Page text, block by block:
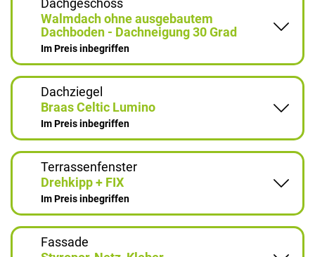
Dachgeschoss
Walmdach ohne ausgebautem
Dachboden - Dachneigung 30 Grad
Im Preis inbegriffen
Dachziegel
Braas Celtic Lumino
Im Preis inbegriffen
Terrassenfenster
Drehkipp + FIX
Im Preis inbegriffen
Fassade